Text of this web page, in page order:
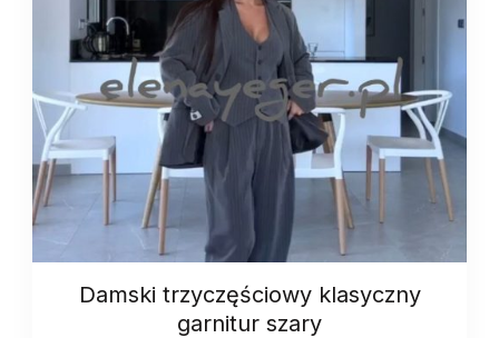
Damski trzyczęściowy klasyczny
garnitur szary